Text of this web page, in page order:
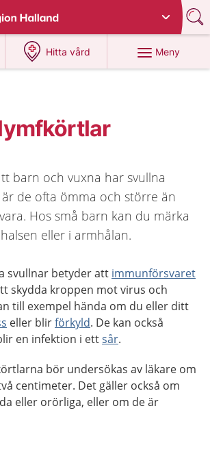
1177
region Halland
Hitta vård
på 1177.se
Meny
barn och vuxna har svullna
de ofta ömma och större än
Hos små barn kan du märka
eller i armhålan.
svullnar betyder att immunförsvaret
skydda kroppen mot virus och
till exempel hända om du eller ditt
eller blirförkyld. De kan också
en infektion i ettsår.
bör undersökas av läkare om
centimeter. Det gäller också om
eller orörliga, eller om de är